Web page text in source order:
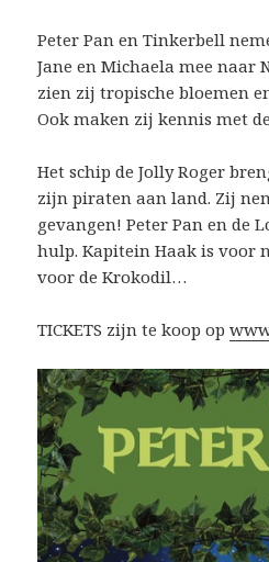
Peter Pan en Tinkerbell
Jane en Michaela mee naar
zien zij tropische bloemen
Ook maken zij kennis met
Het schip de Jolly Roger
zijn piraten aan land. Zij
gevangen! Peter Pan en de
hulp. Kapitein Haak is voor
voor de Krokodil…
TICKETS zijn te koop op